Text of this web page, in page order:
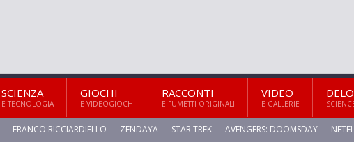
SCIENZA
E TECNOLOGIA
GIOCHI
E VIDEOGIOCHI
RACCONTI
E FUMETTI ORIGINALI
VIDEO
E GALLERIE
FRANCO RICCIARDIELLO ZENDAYA STAR TREK AVENGERS: DOOMSDAY